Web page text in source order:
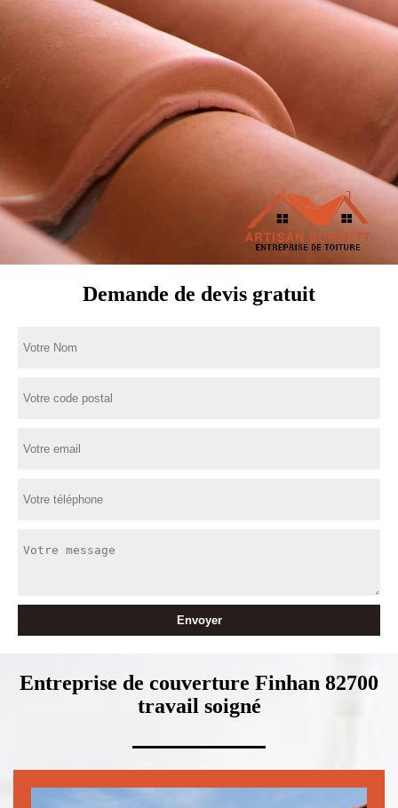
Demande de devis gratuit
Entreprise de couverture Finhan 82700
travail soigné